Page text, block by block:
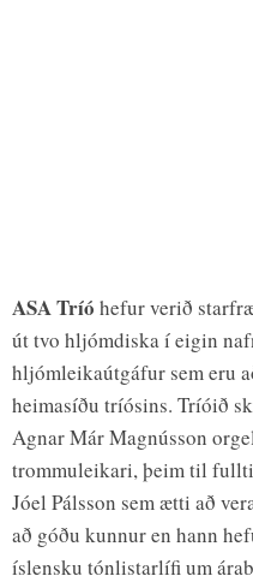
ASA Tríó hefur verið
út tvo hljómdiska í eigin
hljómleikaútgáfur sem eru
heimasíðu tríósins. Tríóið
Agnar Már Magnússon
trommuleikari, þeim til
Jóel Pálsson sem ætti að
að góðu kunnur en hann
íslensku tónlistarlífi um